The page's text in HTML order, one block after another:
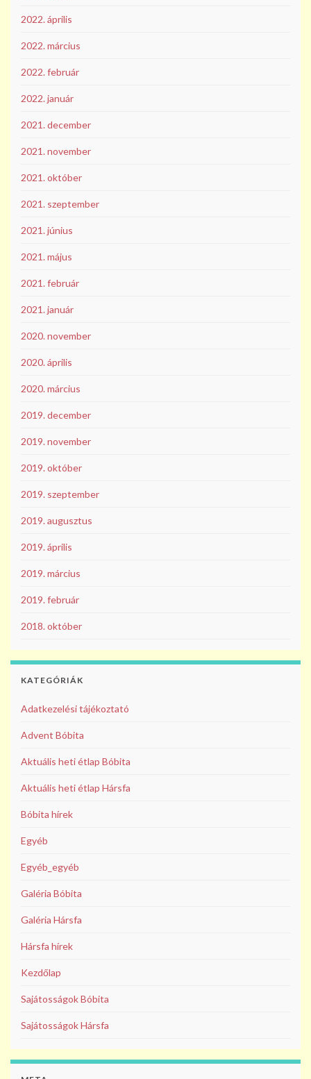
2022. április
2022. március
2022. február
2022. január
2021. december
2021. november
2021. október
2021. szeptember
2021. június
2021. május
2021. február
2021. január
2020. november
2020. április
2020. március
2019. december
2019. november
2019. október
2019. szeptember
2019. augusztus
2019. április
2019. március
2019. február
2018. október
KATEGÓRIÁK
Adatkezelési tájékoztató
Advent Bóbita
Aktuális heti étlap Bóbita
Aktuális heti étlap Hársfa
Bóbita hírek
Egyéb
Egyéb_egyéb
Galéria Bóbita
Galéria Hársfa
Hársfa hírek
Kezdőlap
Sajátosságok Bóbita
Sajátosságok Hársfa